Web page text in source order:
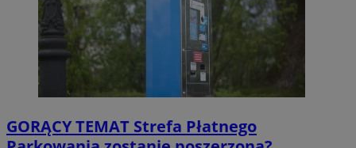
GORĄCY TEMAT Strefa Płatnego